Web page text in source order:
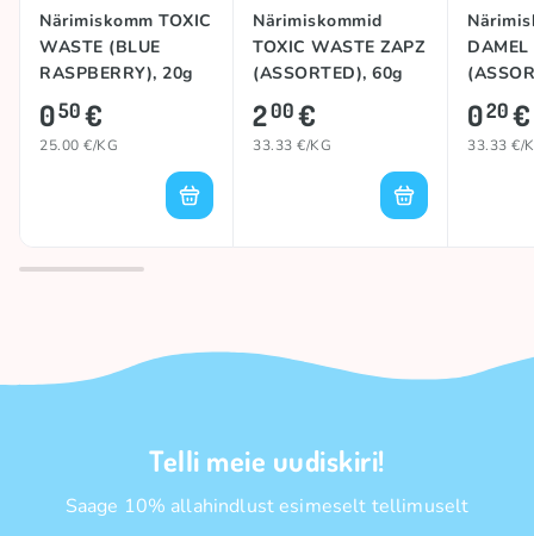
Närimiskomm TOXIC
WASTE (BLUE
RASPBERRY), 20g
050€
25.00 €/KG
Närimiskommid
TOXIC WASTE ZAPZ
(ASSORTED), 60g
200€
33.33 €/KG
DAMEL
020€
33.33 €/
Telli meie uudiskiri!
Saage 10% allahindlust esimeselt tellimuselt